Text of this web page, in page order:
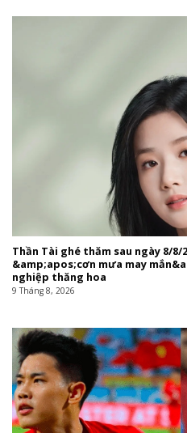
Thần Tài ghé thăm sau ngày 8/8/
&amp;apos;cơn mưa may
nghiệp thăng hoa
9 Tháng 8, 2026